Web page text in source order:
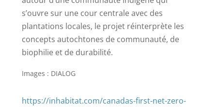
s’ouvre sur une cour centrale avec des
plantations locales, le projet réinterprète les
concepts autochtones de communauté, de
biophilie et de durabilité.
Images : DIALOG
https://inhabitat.com/canadas-first-net-zero-